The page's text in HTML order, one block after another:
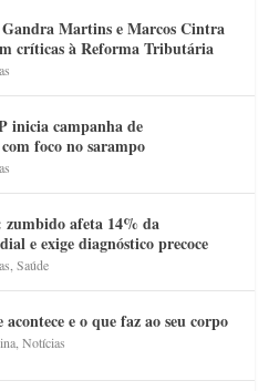
Martins e Marcos Cintra
críticas à Reforma Tributária
inicia campanha de
foco no sarampo
zumbido afeta 14% da
e exige diagnóstico precoce
,Saúde
e o que faz ao seu corpo
,Notícias